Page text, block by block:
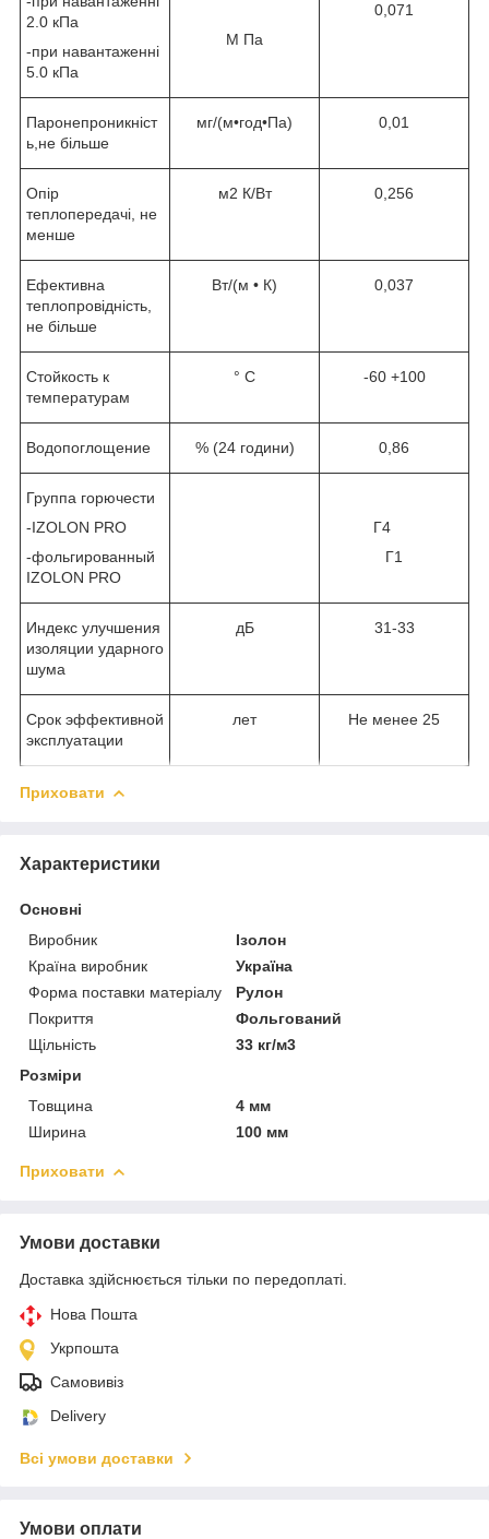
2.0 кПа
-при навантаженні
5.0 кПа
М Па
0,071
Паронепроникніст
ь,не більше
мг/(м•год•Па) 0,01
Опір
теплопередачі, не
менше
м2 К/Вт 0,256
Ефективна
теплопровідність,
не більше
Вт/(м • К) 0,037
Стойкость к
температурам
° C -60 +100
Водопоглощение % (24 години) 0,86
Группа горючести
-IZOLON PRO
-фольгированный
IZOLON PRO
Г4
Г1
Индекс улучшения
изоляции ударного
шума
дБ 31-33
Срок эффективной
эксплуатации
лет Не менее 25
Приховати
Характеристики
Основні
Виробник
Ізолон
Країна виробник
Україна
Форма поставки матеріалу
Рулон
Покриття
Фольгований
Щільність
33 кг/м3
Розміри
Товщина
4 мм
Ширина
100 мм
Приховати
Умови доставки
Доставка здійснюється тільки по передоплаті.
Нова Пошта
Укрпошта
Самовивіз
Delivery
Всі умови доставки
Умови оплати